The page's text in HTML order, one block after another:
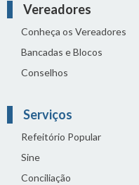
Vereadores
Conheça os Vereadores
Bancadas e Blocos
Conselhos
Serviços
Refeitório Popular
Sine
Conciliação